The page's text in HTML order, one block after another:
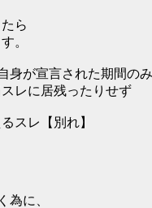
ら
。
が宣言された期間のみ
レに居残ったりせず
スレ【別れ】
為に、